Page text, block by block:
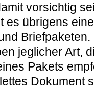
vorsichtig
es übrigens
jeglicher Art,
Pakets
Dokument